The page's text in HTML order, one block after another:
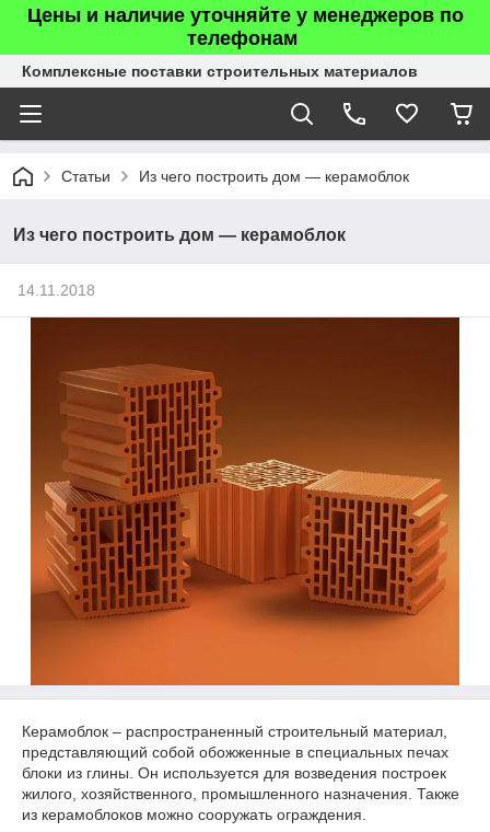
Цены и наличие уточняйте у менеджеров по
телефонам
Комплексные поставки строительных материалов
Статьи Из чего построить дом — керамоблок
Из чего построить дом — керамоблок
14.11.2018
Керамоблок – распространенный строительный материал,
представляющий собой обожженные в специальных печах
блоки из глины. Он используется для возведения построек
жилого, хозяйственного, промышленного назначения. Также
из керамоблоков можно сооружать ограждения.